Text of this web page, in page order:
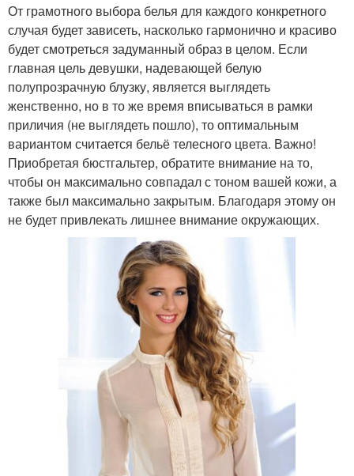
От грамотного выбора белья для каждого конкретного
случая будет зависеть, насколько гармонично и красиво
будет смотреться задуманный образ в целом. Если
главная цель девушки, надевающей белую
полупрозрачную блузку, является выглядеть
женственно, но в то же время вписываться в рамки
приличия (не выглядеть пошло), то оптимальным
вариантом считается бельё телесного цвета. Важно!
Приобретая бюстгальтер, обратите внимание на то,
чтобы он максимально совпадал с тоном вашей кожи, а
также был максимально закрытым. Благодаря этому он
не будет привлекать лишнее внимание окружающих.